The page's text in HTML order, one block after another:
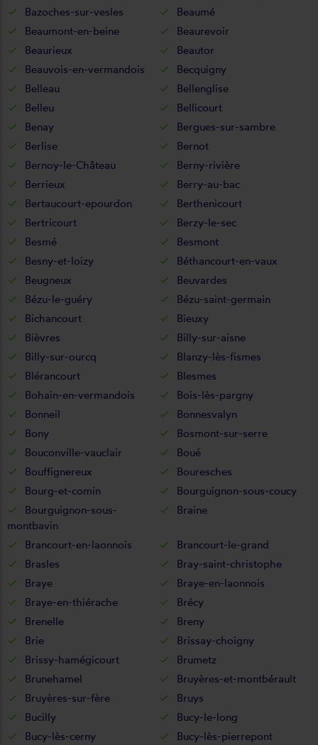
Bazoches-sur-vesles
Beaumé
Beaumont-en-beine
Beaurevoir
Beaurieux
Beautor
Beauvois-en-vermandois
Becquigny
Belleau
Bellenglise
Belleu
Bellicourt
Benay
Bergues-sur-sambre
Berlise
Bernot
Bernoy-le-Château
Berny-rivière
Berrieux
Berry-au-bac
Bertaucourt-epourdon
Berthenicourt
Bertricourt
Berzy-le-sec
Besmé
Besmont
Besny-et-loizy
Béthancourt-en-vaux
Beugneux
Beuvardes
Bézu-le-guéry
Bézu-saint-germain
Bichancourt
Bieuxy
Bièvres
Billy-sur-aisne
Billy-sur-ourcq
Blanzy-lès-fismes
Blérancourt
Blesmes
Bohain-en-vermandois
Bois-lès-pargny
Bonneil
Bonnesvalyn
Bony
Bosmont-sur-serre
Bouconville-vauclair
Boué
Bouffignereux
Bouresches
Bourg-et-comin
Bourguignon-sous-coucy
Bourguignon-sous-
montbavin
Braine
Brancourt-en-laonnois
Brancourt-le-grand
Brasles
Bray-saint-christophe
Braye
Braye-en-laonnois
Braye-en-thiérache
Brécy
Brenelle
Breny
Brie
Brissay-choigny
Brissy-hamégicourt
Brumetz
Brunehamel
Bruyères-et-montbérault
Bruyères-sur-fère
Bruys
Bucilly
Bucy-le-long
Bucy-lès-cerny
Bucy-lès-pierrepont